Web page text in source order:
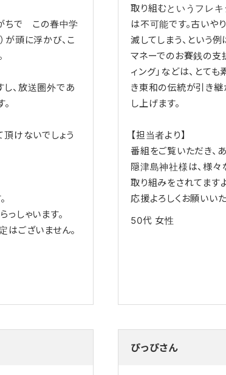
ちで この春中学
頭に浮かび、こ
、放送圏外であ
けないでしょう
しゃいます。
はございません。
取り組むというフレ
は不可能です。古いや
滅してしまう、という
マネーでのお賽銭の支
ィング」などは、とて
き東和の伝統が引き継
し上げます。
【担当者より】
番組をご覧いただき、
隠津島神社様は、様
取り組みをされてます
応援よろしくお願いいた
50代 女性
ぴっぴさん